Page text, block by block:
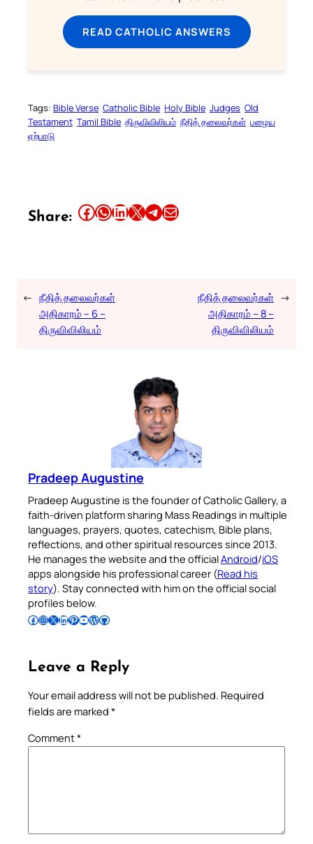
READ CATHOLIC ANSWERS
Tags: Bible Verse Catholic Bible Holy Bible Judges Old
Testament Tamil Bible திருவிவிலியம் நீதித் தலைவர்கள் பழைய
ஏற்பாடு
Share: Share this article on Facebook Share this article on WhatsApp Share this article on LinkedIn Share this article on X Share this article on TelegramEmail this Article
← நீதித் தலைவர்கள்
அதிகாரம் – 6 –
திருவிவிலியம்
நீதித் தலைவர்கள்
அதிகாரம் – 8 –
திருவிவிலியம்
→
Pradeep Augustine
Pradeep Augustine is the founder of Catholic Gallery, a
faith-driven platform sharing Mass Readings in multiple
languages, prayers, quotes, catechism, Bible plans,
reflections, and other spiritual resources since 2013.
He manages the website and the officialAndroid/iOS
apps alongside his professional career (Read his
story). Stay connected with him on the official social
profiles below.
Follow Pradeep on Facebook Follow Pradeep on InstagramFollow Pradeep on X Follow Pradeep on LinkedIn Follow Pradeep on Pinterest Subscribe to Pradeep’s Youtube Channel Follow Pradeep on WordPress Follow Pradeep on GitHub
Leave a Reply
Your email address will not be published. Required
fields are marked *
Comment*